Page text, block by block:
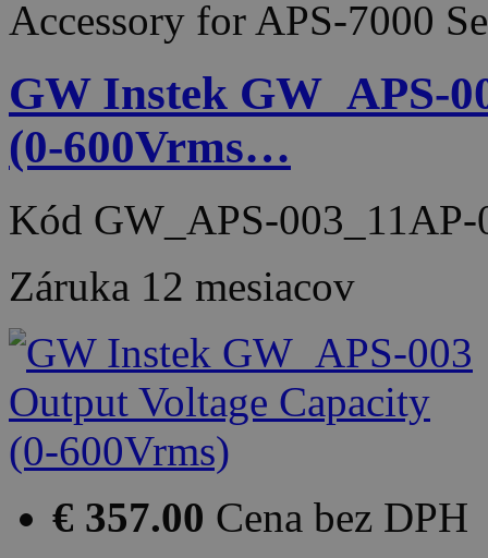
Accessory for APS-7000
GW Instek GW_APS-
(0-600Vrms…
Kód GW_APS-
Záruka 12 mesiacov
€ 357.00 Cena bez DPH